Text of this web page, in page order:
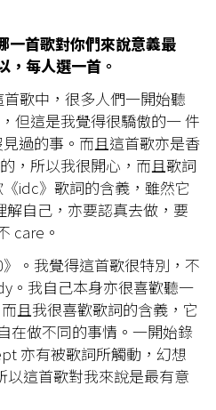
一首歌對你們來說意義最
，每人選一首。
歌中，很多人們一開始聽
但這是我覺得很驕傲的一 件
過的事。而且這首歌亦是香
，所以我很開心，而且歌詞
idc》歌詞的含義，雖然它
自己，亦要認真去做，要
care。
。我覺得這首歌很特別，不
。我自己本身亦很喜歡聽一
且我很喜歡歌詞的含義，它
在做不同的事情。一開始錄
亦有被歌詞所觸動，幻想
以這首歌對我來說是最有意